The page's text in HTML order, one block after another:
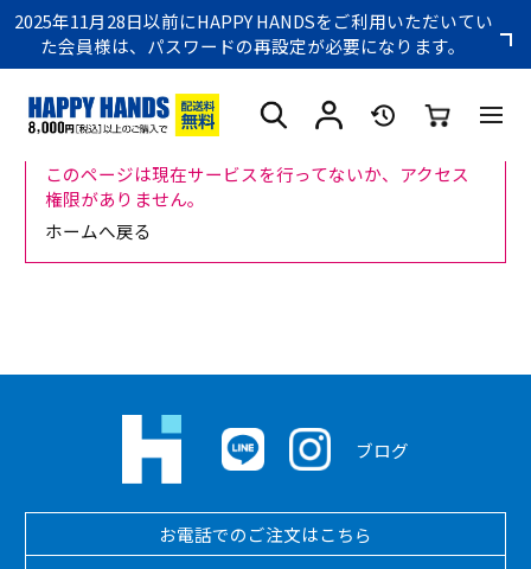
2025年11月28日以前にHAPPY HANDSをご利用いただいてい
た会員様は、パスワードの再設定が必要になります。
このページは現在サービスを行ってないか、アクセス
権限がありません。
ホームへ戻る
ブログ
お電話でのご注文はこちら